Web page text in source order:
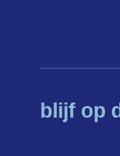
blijf op